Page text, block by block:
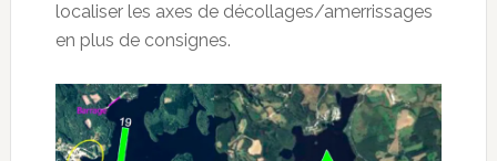
localiser les axes de décollages/amerrissages
en plus de consignes.